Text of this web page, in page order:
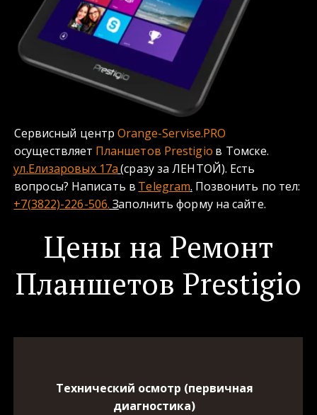
Сервисный центр Orange-Servise.PRO
осуществляет Планшетов Prestigio в Томске.
ул.Елизаровых 17а(сразу за ЛЕНТОЙ). Есть
вопросы? Написать в Telegram.
+7(3822)-226-506. Заполнить форму на сайте.
Цены на Ремонт
Планшетов Prestigio
Технический осмотр (первичная
диагностика)